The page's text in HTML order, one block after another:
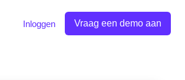
Inloggen Vraag een demo aan